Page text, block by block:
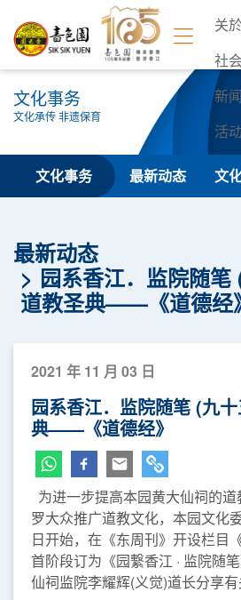
关
社
新
活
联
文化事务
文化承传 非遗保育
文化事务 最新动态 文
最新动态
园系香江．监院随
道教圣典——《道德经
2021 年 11 月 03 日
园系香江．监院随笔 (九
典——《道德经》
为进一步提高本园黄大仙祠的
罗大众推广道教文化，本园文化
日开始，在《东周刊》开设栏目
首阶段订为《园繋香江 · 监院随
仙祠监院李耀辉(义觉)道长分享有